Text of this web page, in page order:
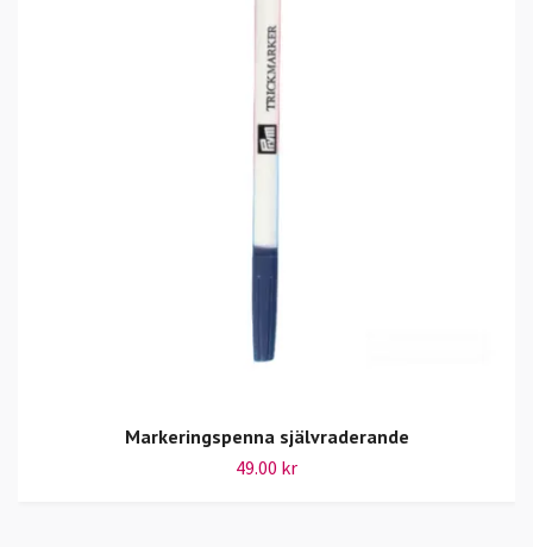
Markeringspenna självraderande
49.00 kr